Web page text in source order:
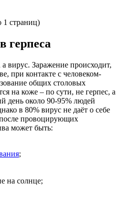
1 страниц)
герпеса
а вирус. Заражение происходит,
при контакте с человеком-
общих столовых
на коже – по сути, не герпес, а
день около 90-95% людей
в 80% вирус не даёт о себе
после провоцирующих
может быть:
;
на солнце;